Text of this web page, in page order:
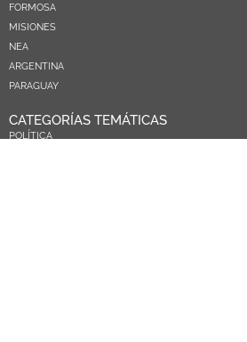
FORMOSA
MISIONES
NEA
ARGENTINA
PARAGUAY
CATEGORÍAS TEMÁTICAS
POLÍTICA